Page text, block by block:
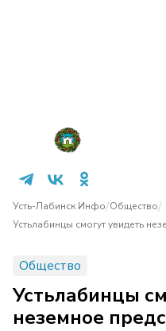
Усть-Лабинск Инфо/Общество/
Устьлабинцы смогут увидеть
Общество
Устьлабинцы
неземное